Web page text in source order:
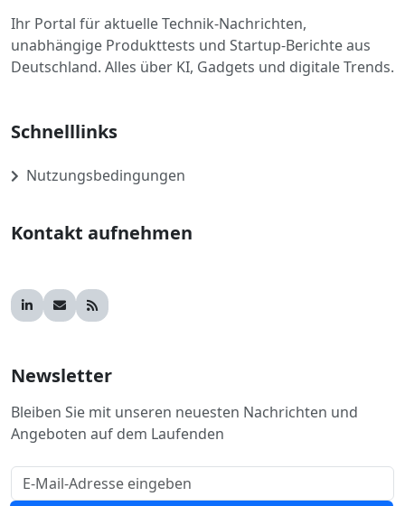
Ihr Portal für aktuelle Technik-Nachrichten,
unabhängige Produkttests und Startup-Berichte aus
Deutschland. Alles über KI, Gadgets und digitale Trends.
Schnelllinks
Nutzungsbedingungen
Kontakt aufnehmen
Newsletter
Bleiben Sie mit unseren neuesten Nachrichten und
Angeboten auf dem Laufenden